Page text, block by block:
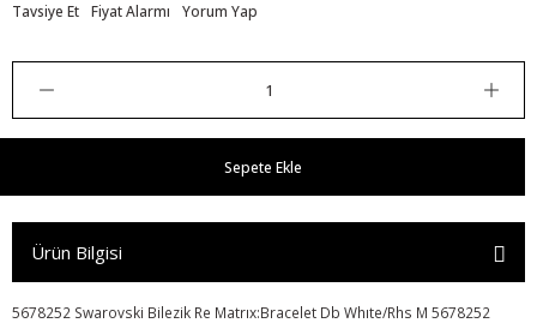
Tavsiye Et Fiyat Alarmı Yorum Yap
Sepete Ekle
Ürün Bilgisi
5678252 Swarovski Bilezik Re Matrıx:Bracelet Db Whıte/Rhs M 5678252